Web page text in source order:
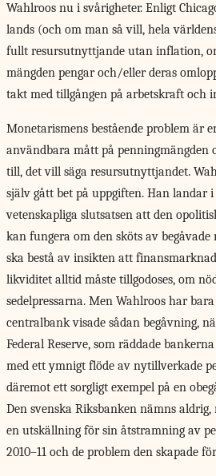
Wahlroos nu i svårigheter. Enligt
lands (och om man så vill, hela
fullt resursutnyttjande utan inflation,
mängden pengar och/eller deras
takt med tillgången på arbetskraft och
Monetarismens bestående problem är
användbara mått på penningmängden
till, det vill säga resursutnyttjandet.
själv gått bet på uppgiften. Han landar
vetenskapliga slutsatsen att den
kan fungera om den sköts av begåvade
ska bestå av insikten att
likviditet alltid måste tillgodoses, om
sedelpressarna. Men Wahlroos har
centralbank visade sådan begåvning,
Federal Reserve, som räddade
med ett ymnigt flöde av nytillverkade
däremot ett sorgligt exempel på en
Den svenska Riksbanken nämns
en utskällning för sin åtstramning av
2010–11 och de problem den skapade